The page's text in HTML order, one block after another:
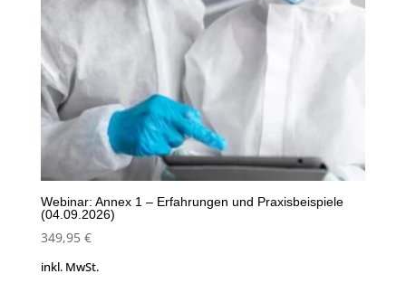
Webinar: Annex 1 – Erfahrungen und Praxisbeispiele
(04.09.2026)
349,95 €
inkl. MwSt.